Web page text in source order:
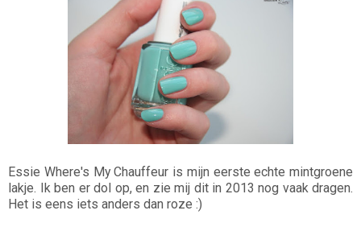
Essie Where's My Chauffeur is mijn eerste echte mintgroene
lakje. Ik ben er dol op, en zie mij dit in 2013 nog vaak dragen.
Het is eens iets anders dan roze :)